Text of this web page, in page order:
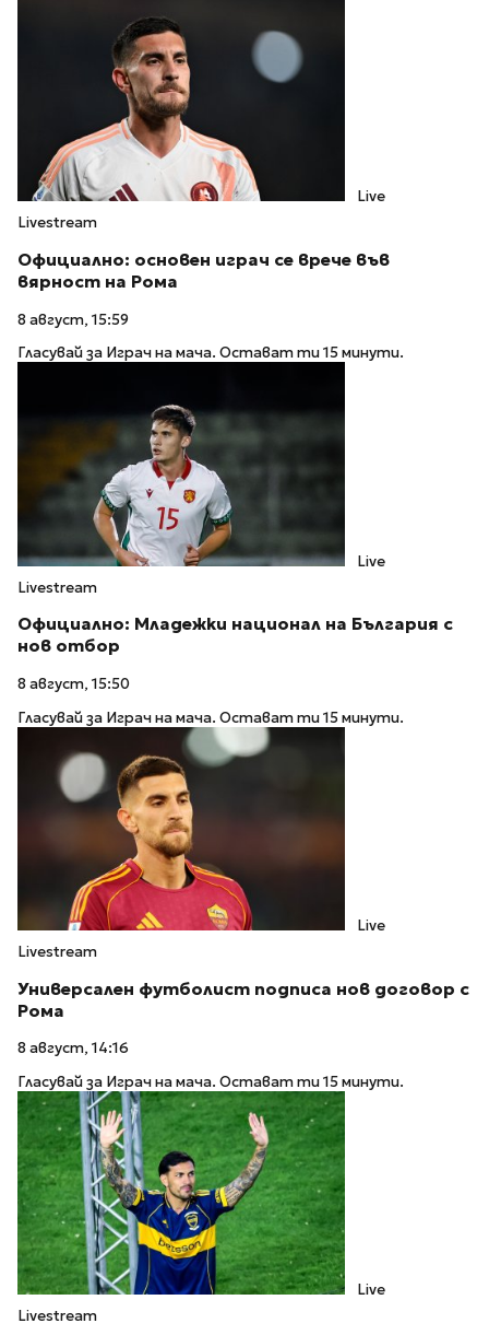
Live
Livestream
Официално: основен играч се врече във
вярност на Рома
8 август, 15:59
Гласувай за Играч на мача. Остават ти 15 минути.
Live
Livestream
Официално: Младежки национал на България с
нов отбор
8 август, 15:50
Гласувай за Играч на мача. Остават ти 15 минути.
Live
Livestream
Универсален футболист подписа нов договор с
Рома
8 август, 14:16
Гласувай за Играч на мача. Остават ти 15 минути.
Live
Livestream